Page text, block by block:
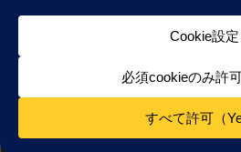
ステップ3：治具を作る
メニュー ホーム 検索